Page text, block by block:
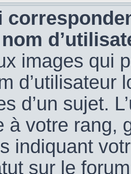
images qui
d’utilisateur
d’un sujet.
à votre rang,
indiquant
sur le